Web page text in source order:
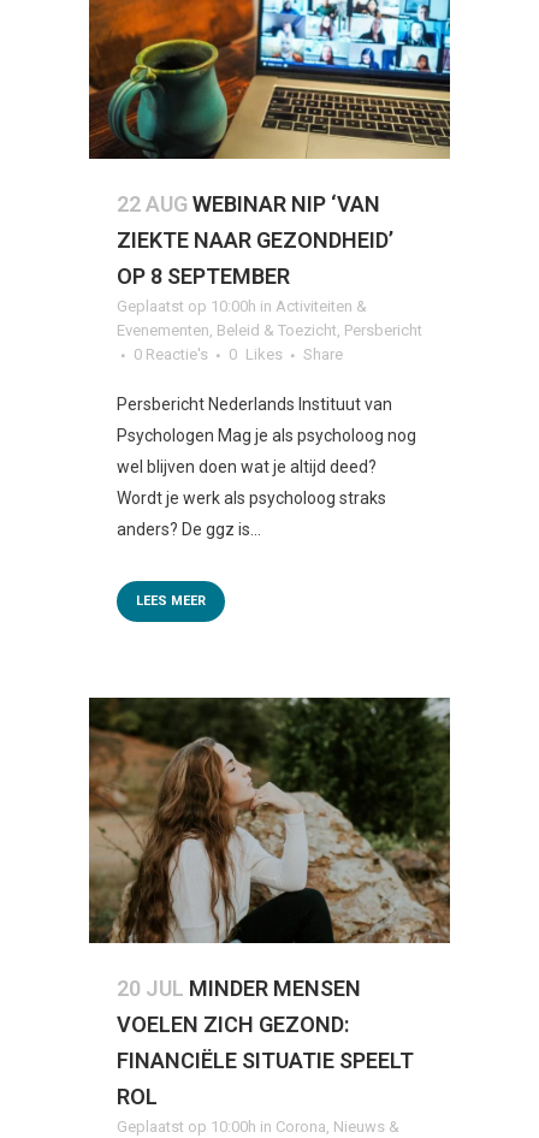
22 AUG WEBINAR NIP ‘VAN
ZIEKTE NAAR GEZONDHEID’
OP 8 SEPTEMBER
Geplaatst op 10:00h in Activiteiten &
Evenementen Beleid & Toezicht Persbericht
0 Reactie's
0 Likes Share
Persbericht Nederlands Instituut van
Psychologen Mag je als psycholoog nog
wel blijven doen wat je altijd deed?
Wordt je werk als psycholoog straks
anders? De ggz is...
LEES MEER
20 JUL MINDER MENSEN
VOELEN ZICH GEZOND:
FINANCIËLE SITUATIE SPEELT
ROL
Geplaatst op 10:00h in Corona, Nieuws &